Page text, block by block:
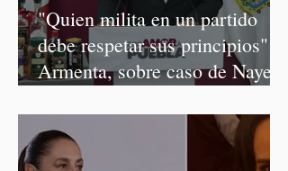
"Quien milita en un partido
debe respetar sus principios":
Armenta, sobre caso de Nayeli